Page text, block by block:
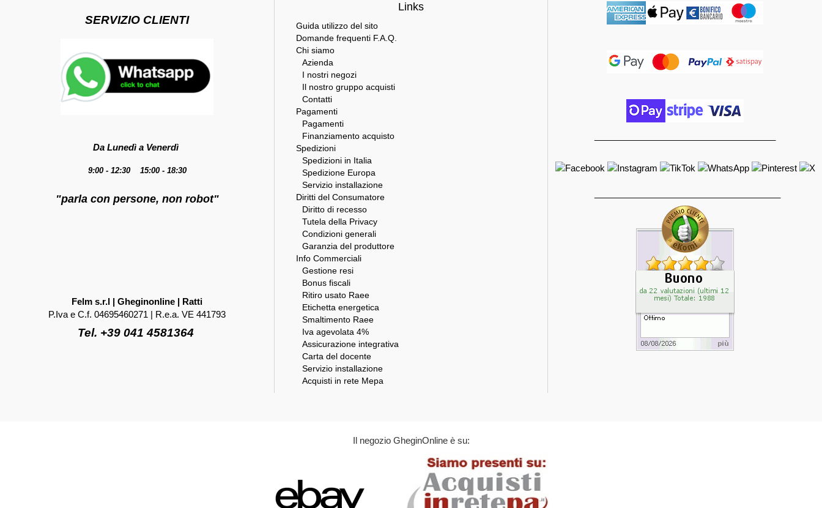
SERVIZIO CLIENTI
Da Lunedì a Venerdì
9:00 - 12:30 15:00 - 18:30
"parla con persone, non robot"
Felm s.r.l | Gheginonline | Ratti
P.Iva e C.f. 04695460271 | R.e.a. VE 441793
Tel. +39 041 4581364
Links
Guida utilizzo del sito
Domande frequenti F.A.Q.
Chi siamo
Azienda
I nostri negozi
Il nostro gruppo acquisti
Contatti
Pagamenti
Pagamenti
Finanziamento acquisto
Spedizioni
Spedizioni in Italia
Spedizione Europa
Servizio installazione
Diritti del Consumatore
Diritto di recesso
Tutela della Privacy
Condizioni generali
Garanzia del produttore
Info Commerciali
Gestione resi
Bonus fiscali
Ritiro usato Raee
Etichetta energetica
Smaltimento Raee
Iva agevolata 4%
Assicurazione integrativa
Carta del docente
Servizio installazione
Acquisti in rete Mepa
Il negozio GheginOnline è su: